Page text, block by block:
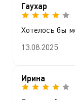
Гаухар
Хотелось бы
13.08.2025
Ирина